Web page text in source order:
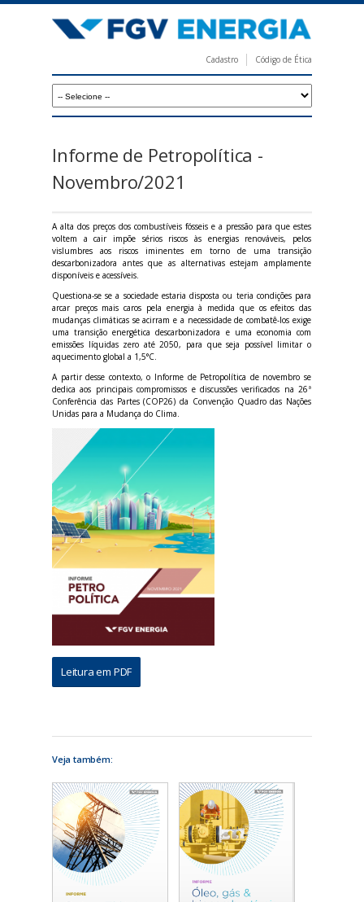
para
principal
V
e
r
g
i
Cadastro Código de Ética
Informe de Petropolítica -
Novembro/2021
A alta dos preços dos combustíveis fósseis e a pressão para que estes
voltem a cair impõe sérios riscos às energias renováveis, pelos
vislumbres aos riscos iminentes em torno de uma transição
descarbonizadora antes que as alternativas estejam amplamente
disponíveis e acessíveis.
Questiona-se se a sociedade estaria disposta ou teria condições para
arcar preços mais caros pela energia à medida que os efeitos das
mudanças climáticas se acirram e a necessidade de combatê-los exige
uma transição energética descarbonizadora e uma economia com
emissões líquidas zero até 2050, para que seja possível limitar o
aquecimento global a 1,5°C.
A partir desse contexto, o Informe de Petropolítica de novembro se
dedica aos principais compromissos e discussões verificados na 26ª
Conferência das Partes (COP26) da Convenção Quadro das Nações
Unidas para a Mudança do Clima.
Leitura em PDF
Veja também: